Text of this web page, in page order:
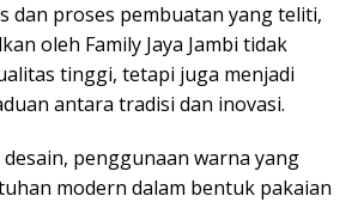
dan proses pembuatan yang teliti,
oleh Family Jaya Jambi tidak
tinggi, tetapi juga menjadi
antara tradisi dan inovasi.
penggunaan warna yang
modern dalam bentuk pakaian